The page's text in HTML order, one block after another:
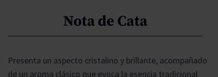
Nota de Cata
Presenta un aspecto cristalino y brillante, acompañado
de un aroma clásico que evoca la esencia tradicional